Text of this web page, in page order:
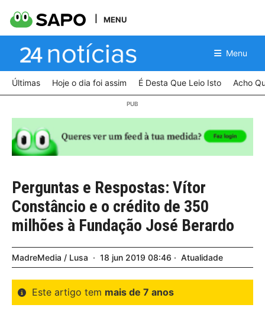
MENU
Menu
Últimas Hoje o dia foi assim É Desta Que Leio Isto Acho
Perguntas e Respostas: Vítor
Constâncio e o crédito de 350
milhões à Fundação José Berardo
MadreMedia / Lusa 18 jun 2019 08:46 Atualidade
Este artigo tem mais de 7 anos